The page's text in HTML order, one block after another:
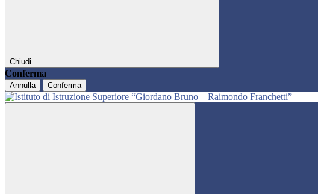
Chiudi
Conferma
Annulla Conferma